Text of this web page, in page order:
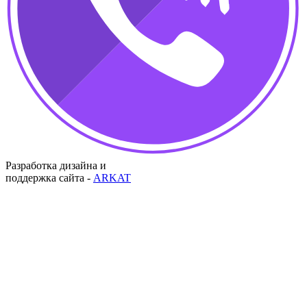
Разработка дизайна и
поддержка сайта - ARKAT